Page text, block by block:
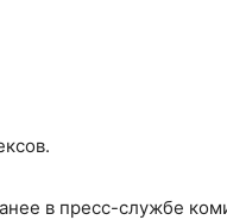
в пресс-службе